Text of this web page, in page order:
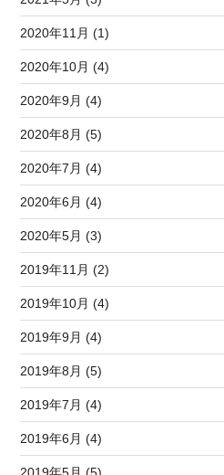
2020年11月 (1)
2020年10月 (4)
2020年9月 (4)
2020年8月 (5)
2020年7月 (4)
2020年6月 (4)
2020年5月 (3)
2019年11月 (2)
2019年10月 (4)
2019年9月 (4)
2019年8月 (5)
2019年7月 (4)
2019年6月 (4)